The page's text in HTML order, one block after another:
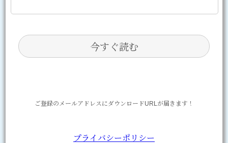
ご登録のメールアドレスにダウンロードURLが届きます！
プライバシーポリシー